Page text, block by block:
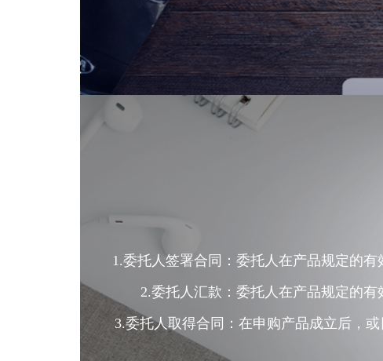
1.委托人签署合同：委托人在产品规定的
2.委托人汇款：委托人在产品规定的
3.委托人取得合同：在申购产品成立后，